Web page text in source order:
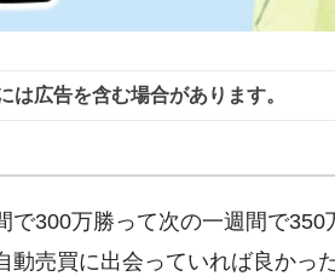
は広告を含む場合があります。
で300万勝って次の一週間で350
動売買に出会っていれば良かっ